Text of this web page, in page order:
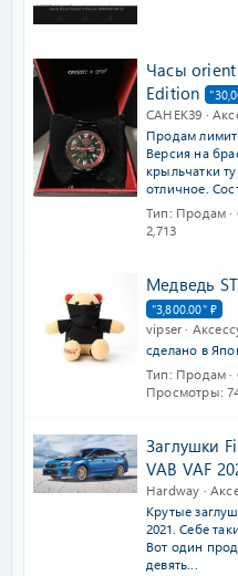
Часы orient
Edition
CAHEK39
Продам
Версия на
крыльчатки
отличное.
Тип Продам
2,713
Медведь
"3,800.00" ₽
vipser
сделано в
Тип Продам
Просмотры
Заглушки
VAB VAF
Hardway
Крутые
2021. Себе
Вот один
девять...